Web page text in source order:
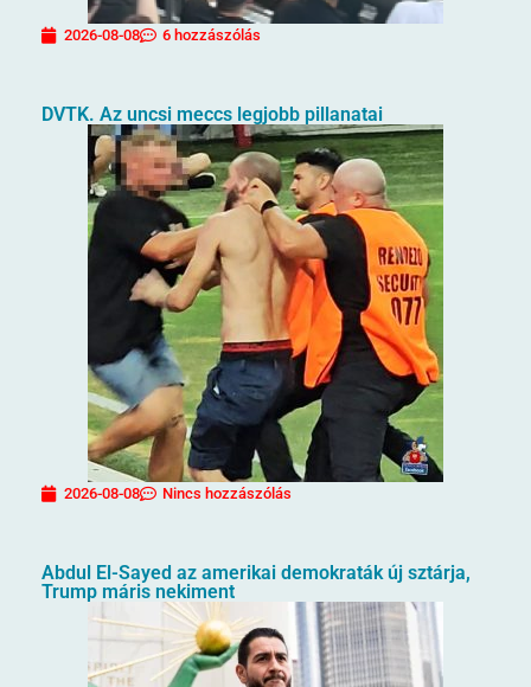
2026-08-08 6 hozzászólás
DVTK. Az uncsi meccs legjobb pillanatai
2026-08-08 Nincs hozzászólás
Abdul El-Sayed az amerikai demokraták új sztárja,
Trump máris nekiment